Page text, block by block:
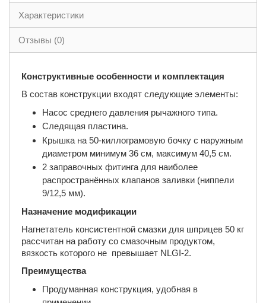
Характеристики
Отзывы (0)
Конструктивные особенности и комплектация
В состав конструкции входят следующие элементы:
Насос среднего давления рычажного типа.
Следящая пластина.
Крышка на 50-киллограмовую бочку с наружным
диаметром минимум 36 см, максимум 40,5 см.
2 заправочных фитинга для наиболее
распространённых клапанов заливки (ниппели
9/12,5 мм).
Назначение модификации
Нагнетатель консистентной смазки для шприцев 50 кг
рассчитан на работу со смазочным продуктом,
вязкость которого не превышает NLGI-2.
Преимущества
Продуманная конструкция, удобная в